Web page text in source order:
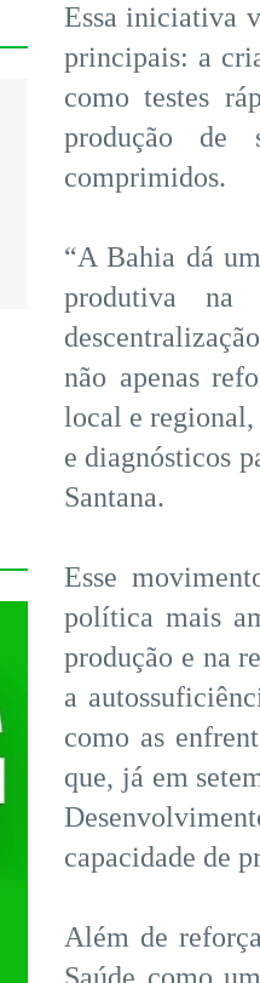
Essa iniciativa
principais: a
como testes
produção de
comprimidos.
“A Bahia dá
produtiva na
não apenas
local e regional,
e diagnósticos
Santana.
Esse
política mais
produção e na
a
como as
que, já em
capacidade de
Além de